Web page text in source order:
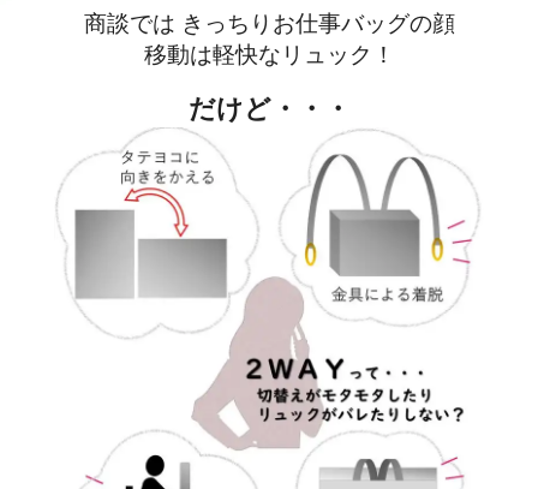
商談では きっちりお仕事バッグの顔
移動は軽快なリュック！
だけど・・・